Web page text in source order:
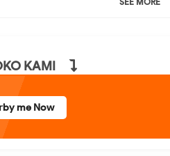
KAMI
me Now